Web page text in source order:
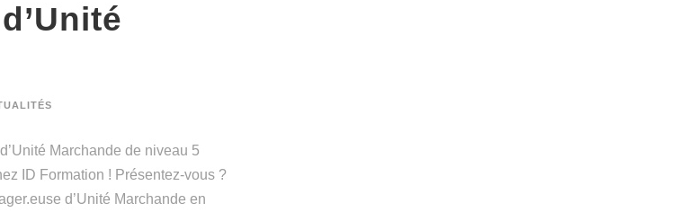
Marchande de niveau 5
ID Formation ! Présentez-vous ?
d’Unité Marchande en